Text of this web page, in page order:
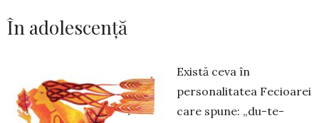
În adolescență
Există ceva în
personalitatea Fecioarei
care spune: „du-te-